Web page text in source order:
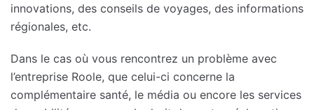
innovations, des conseils de voyages, des informations
régionales, etc.
Dans le cas où vous rencontrez un problème avec
l’entreprise Roole, que celui-ci concerne la
complémentaire santé, le média ou encore les services